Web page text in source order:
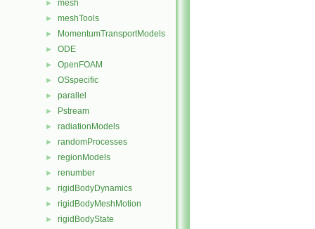
► mesh
► meshTools
► MomentumTransportModels
► ODE
► OpenFOAM
► OSspecific
► parallel
► Pstream
► radiationModels
► randomProcesses
► regionModels
► renumber
► rigidBodyDynamics
► rigidBodyMeshMotion
► rigidBodyState